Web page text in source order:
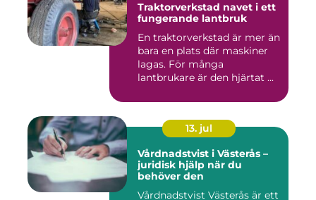
Traktorverkstad navet i ett
fungerande lantbruk
En traktorverkstad är mer än
bara en plats där maskiner
lagas. För många
lantbrukare är den hjärtat ...
13. jul
Vårdnadstvist i Västerås –
juridisk hjälp när du
behöver den
Vårdnadstvist Västerås är ett